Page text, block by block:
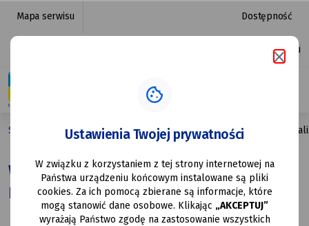
przejdź do nawigacji strony
przejdź do treści strony
przejdź do stopki strony
Wydział
Przygotowania
i Realizacji
Inwestycji
|
Urząd
Miasta
Mysłowice
Mapa serwisu Dostępność
Ułatwienia dostępu
Platforma zakupowa
Strona główna Załatw sprawę Wydział Przygotowania i
Wydział Przygotowania i Realizacji
Inwestycji
Ustawienia Twojej prywatności
W związku z korzystaniem z tej strony internetowej na
Państwa urządzeniu końcowym instalowane są pliki
cookies. Za ich pomocą zbierane są informacje, które
mogą stanowić dane osobowe. Klikając „AKCEPTUJ”
wyrażają Państwo zgodę na zastosowanie wszystkich